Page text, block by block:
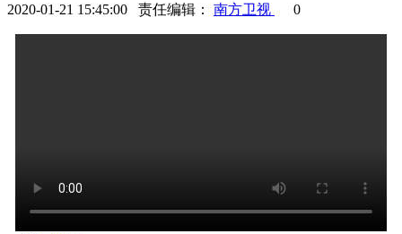
2020-01-21 15:45:00 责任编辑： 南方卫视 0